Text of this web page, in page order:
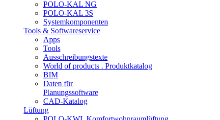
POLO-KAL NG
POLO-KAL 3S
Systemkomponenten
Tools & Softwareservice
Apps
Tools
Ausschreibungstexte
World of products . Produktkatalog
BIM
Daten für
Planungssoftware
CAD-Katalog
Lüftung